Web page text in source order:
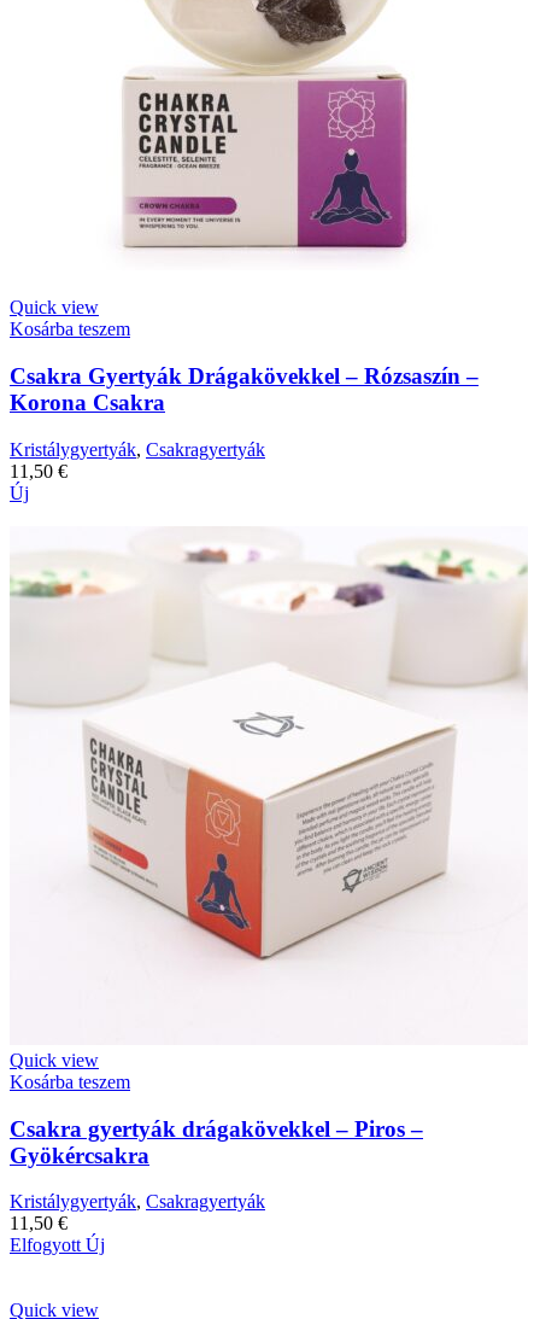
Quick view
Kosárba teszem
Csakra Gyertyák Drágakövekkel – Rózsaszín –
Korona Csakra
Kristálygyertyák, Csakragyertyák
11,50 €
Új
Quick view
Kosárba teszem
Csakra gyertyák drágakövekkel – Piros –
Gyökércsakra
Kristálygyertyák, Csakragyertyák
11,50 €
Elfogyott Új
Quick view